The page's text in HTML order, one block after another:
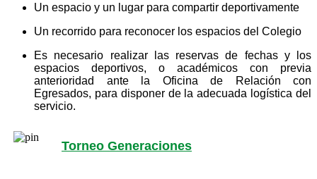
Un espacio y un lugar para compartir deportivamente
Un recorrido para reconocer los espacios del Colegio
Es necesario realizar las reservas de fechas y los
espacios deportivos, o académicos con previa
anterioridad ante la Oficina de Relación con
Egresados, para disponer de la adecuada logística del
servicio.
Torneo Generaciones